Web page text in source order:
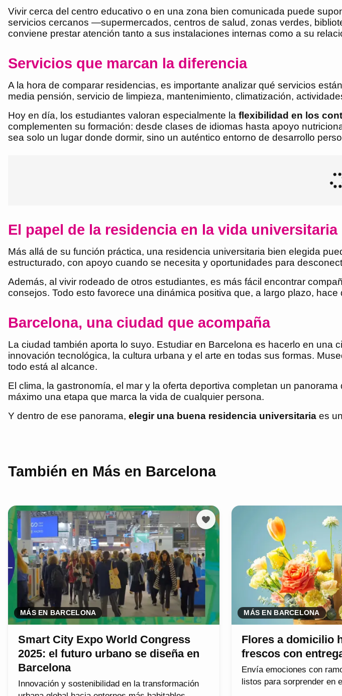
Vivir cerca del centro educativo o en una zona bien comunicada puede
servicios cercanos —supermercados, centros de salud, zonas verdes,
conviene prestar atención tanto a sus instalaciones internas como a su
Servicios que marcan la diferencia
A la hora de comparar residencias, es importante analizar qué servicios
media pensión, servicio de limpieza, mantenimiento, climatización,
Hoy en día, los estudiantes valoran especialmente la flexibilidad en los
complementen su formación: desde clases de idiomas hasta apoyo
sea solo un lugar donde dormir, sino un auténtico entorno de desarrollo
El papel de la residencia en la vida universitaria
Más allá de su función práctica, una residencia universitaria bien elegida
estructurado, con apoyo cuando se necesita y oportunidades para
Además, al vivir rodeado de otros estudiantes, es más fácil encontrar
consejos. Todo esto favorece una dinámica positiva que, a largo plazo,
Barcelona, una ciudad que acompaña
La ciudad también aporta lo suyo. Estudiar en Barcelona es hacerlo en
innovación tecnológica, la cultura urbana y el arte en todas sus formas.
todo está al alcance.
El clima, la gastronomía, el mar y la oferta deportiva completan un
máximo una etapa que marca la vida de cualquier persona.
Y dentro de ese panorama, elegir una buena residencia universitaria es
También en Más en Barcelona
MÁS EN BARCELONA
Smart City Expo World Congress
2025: el futuro urbano se diseña en
Barcelona
Innovación y sostenibilidad en la transformación
MÁS EN BARCELONA
Flores a domicilio
frescos con
Envía emociones con
listos para sorprender en